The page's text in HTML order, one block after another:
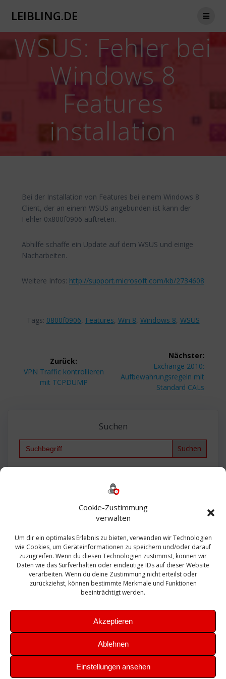
Cookie-Zustimmung
verwalten
Um dir ein optimales Erlebnis zu bieten, verwenden wir Technologien
wie Cookies, um Geräteinformationen zu speichern und/oder darauf
zuzugreifen. Wenn du diesen Technologien zustimmst, können wir
Daten wie das Surfverhalten oder eindeutige IDs auf dieser Website
verarbeiten. Wenn du deine Zustimmung nicht erteilst oder
zurückziehst, können bestimmte Merkmale und Funktionen
beeinträchtigt werden.
Akzeptieren
Ablehnen
Einstellungen ansehen
LEIBLING.DE
WSUS: Fehler bei
Windows 8
Features
installation
Bei der Installation von Features bei einem Windows 8
Client, der an einem WSUS angebunden ist kann der
Fehler 0x800f0906 auftreten.
Abhilfe schaffe ein Update auf dem WSUS und einige
Nacharbeiten.
Weitere Infos: http://support.microsoft.com/kb/2734608
Tags: 0800f0906, Features, Win 8, Windows 8, WSUS
Zurück:
Vorheriger
Beitrag:
VPN Traffic kontrollieren
mit TCPDUMP
Nächster:
Nächster
Beitrag:
Exchange 2010:
Aufbewahrungsregeln mit
Standard CALs
Suchen
Search
Bautagebuch
Exchange firewall Fritzbox
Microsoft
Sanierung SBS Security Server Sicherheit
Sicherung SIEM Sophos SSL Ubuntu
Update Upgrade UTM VCenter VCSA Veeam
VMWare VPN WAZUH Windows
Zertifikat
Theme